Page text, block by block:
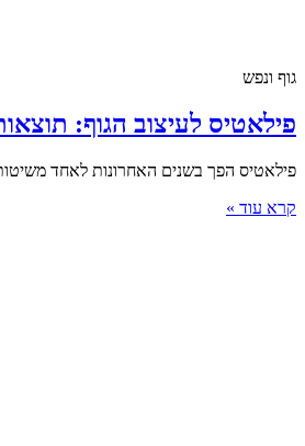
גוף ונפש
פילאטיס לעיצוב הגוף:
פילאטיס הפך בשנים האחרונות לאחד
קרא עוד »